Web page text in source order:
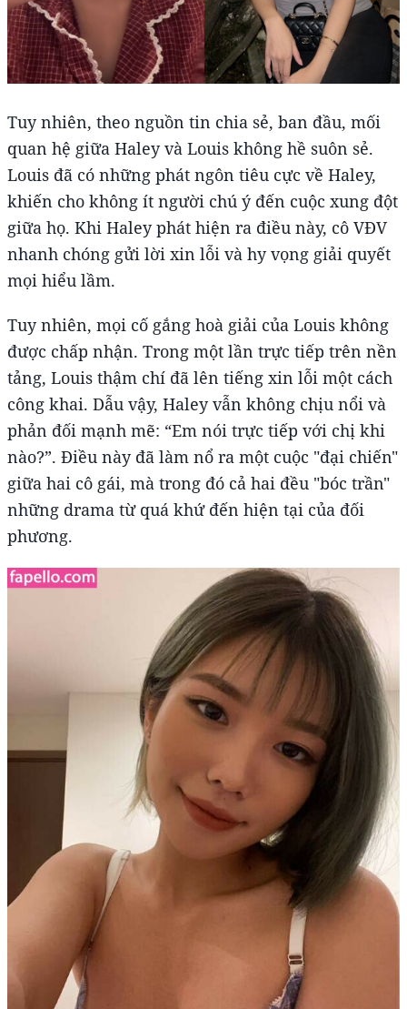
Tuy nhiên, theo nguồn tin chia sẻ, ban đầu, mối
quan hệ giữa Haley và Louis không hề suôn sẻ.
Louis đã có những phát ngôn tiêu cực về Haley,
khiến cho không ít người chú ý đến cuộc xung đột
giữa họ. Khi Haley phát hiện ra điều này, cô VĐV
nhanh chóng gửi lời xin lỗi và hy vọng giải quyết
mọi hiểu lầm.
Tuy nhiên, mọi cố gắng hoà giải của Louis không
được chấp nhận. Trong một lần trực tiếp trên nền
tảng, Louis thậm chí đã lên tiếng xin lỗi một cách
công khai. Dẫu vậy, Haley vẫn không chịu nổi và
phản đối mạnh mẽ: “Em nói trực tiếp với chị khi
nào?”. Điều này đã làm nổ ra một cuộc "đại chiến"
giữa hai cô gái, mà trong đó cả hai đều "bóc trần"
những drama từ quá khứ đến hiện tại của đối
phương.